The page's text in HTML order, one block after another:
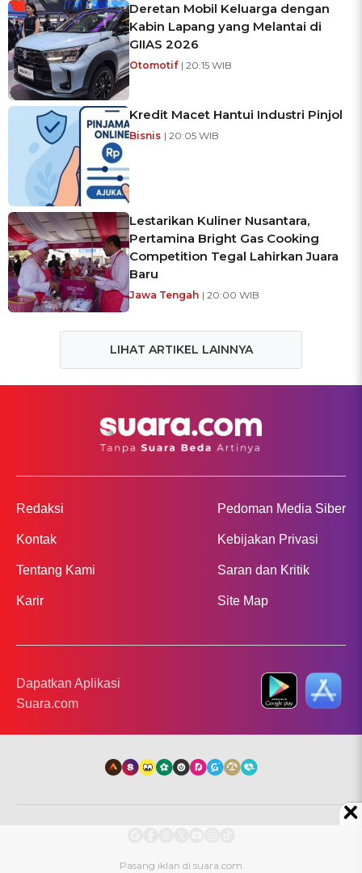
Deretan Mobil Keluarga dengan
Kabin Lapang yang Melantai di
GIIAS 2026
Otomotif | 20:15 WIB
Kredit Macet Hantui Industri Pinjol
Bisnis | 20:05 WIB
Lestarikan Kuliner Nusantara,
Pertamina Bright Gas Cooking
Competition Tegal Lahirkan Juara
Baru
Jawa Tengah | 20:00 WIB
LIHAT ARTIKEL LAINNYA
Redaksi
Kontak
Tentang Kami
Karir
Pedoman Media Siber
Kebijakan Privasi
Saran dan Kritik
Site Map
Dapatkan Aplikasi
Suara.com